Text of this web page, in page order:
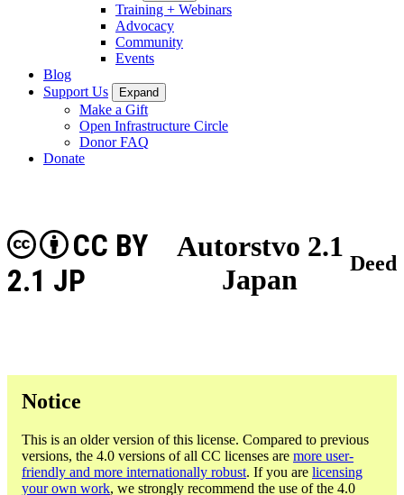
Training + Webinars
Advocacy
Community
Events
Blog
Support Us
Expand
Make a Gift
Open Infrastructure Circle
Donor FAQ
Donate
Autorstvo 2.1
Japan
CC BY
2.1 JP
Deed
Notice
This is an older version of this license. Compared to previous
versions, the 4.0 versions of all CC licenses are more user-
friendly and more internationally robust. If you are licensing
your own work, we strongly recommend the use of the 4.0